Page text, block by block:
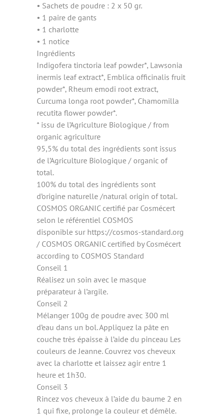
• Sachets de poudre : 2 x 50 gr.
• 1 paire de gants
• 1 charlotte
• 1 notice
Ingrédients
Indigofera tinctoria leaf powder*, Lawsonia
inermis leaf extract*, Emblica officinalis fruit
powder*, Rheum emodi root extract,
Curcuma longa root powder*, Chamomilla
recutita flower powder*.
* issu de l’Agriculture Biologique / from
organic agriculture
95,5% du total des ingrédients sont issus
de l’Agriculture Biologique / organic of
total.
100% du total des ingrédients sont
d’origine naturelle /natural origin of total.
COSMOS ORGANIC certifié par Cosmécert
selon le référentiel COSMOS
disponible sur https://cosmos-standard.org
/ COSMOS ORGANIC certified by Cosmécert
according to COSMOS Standard
Conseil 1
Réalisez un soin avec le masque
préparateur à l’argile.
Conseil 2
Mélanger 100g de poudre avec 300 ml
d’eau dans un bol. Appliquez la pâte en
couche très épaisse à l’aide du pinceau Les
couleurs de Jeanne. Couvrez vos cheveux
avec la charlotte et laissez agir entre 1
heure et 1h30.
Conseil 3
Rincez vos cheveux à l’aide du baume 2 en
1 qui fixe, prolonge la couleur et démêle.